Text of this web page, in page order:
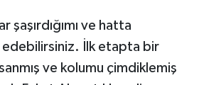
şaşırdığımı ve hatta
İlk etapta bir
ve kolumu çimdiklemiş